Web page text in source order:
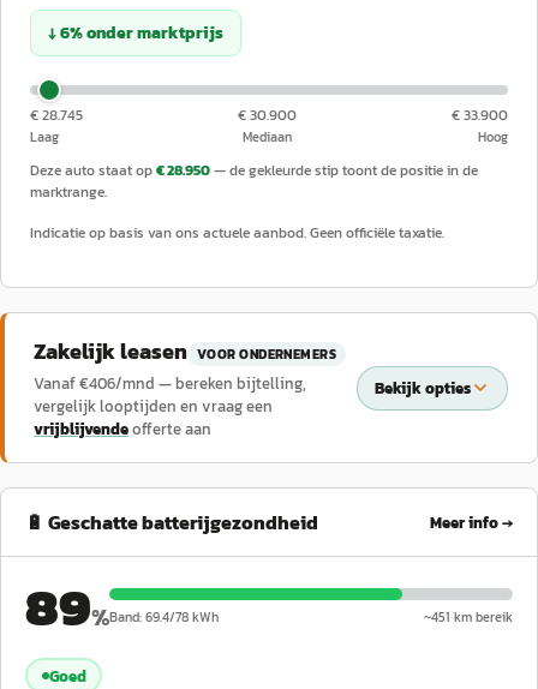
↓6%ondermarktprijs
€ 28.745
Laag
€ 30.900
Mediaan
€ 33.900
Hoog
Deze auto staat op€ 28.950— de gekleurde stip toont de positie in de
marktrange.
Indicatie op basis van ons actuele aanbod. Geen officiële taxatie.
Zakelijk leasen VOOR ONDERNEMERS
Vanaf €406/mnd — bereken bijtelling,
vergelijk looptijden en vraag een
vrijblijvendeofferte aan
Bekijk opties
🔋 Geschatte batterijgezondheid Meer info →
89%Band:69.4/78kWh ~451 km bereik
Goed